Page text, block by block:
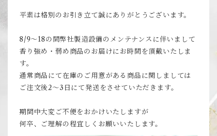
平素は格別のお引き立て誠にありがとうございます。
8/9～18の間弊社製造設備のメンテナンスに伴いまして
香り強め・弱め商品のお届けにお時間を頂戴いたしま
す。
通常商品にて在庫のご用意がある商品に関しましては
ご注文後2～3日にて発送をさせていただきます。
期間中大変ご不便をおかけいたしますが
何卒、ご理解の程宜しくお願いいたします。